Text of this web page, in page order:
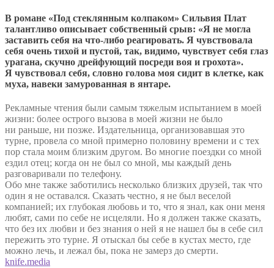
В романе «Под стеклянным колпаком» Сильвия Плат
талантливо описывает собственный срыв: «Я не могла
заставить себя на что-либо реагировать. Я чувствовала
себя очень тихой и пустой, так, видимо, чувствует себя глаз
урагана, скучно дрейфующий посреди воя и грохота».
Я чувствовал себя, словно голова моя сидит в клетке, как
муха, навеки замурованная в янтаре.
Рекламные чтения были самым тяжелым испытанием в моей
жизни: более острого вызова в моей жизни не было
ни раньше, ни позже. Издательница, организовавшая это
турне, провела со мной примерно половину времени и с тех
пор стала моим близким другом. Во многие поездки со мной
ездил отец; когда он не был со мной, мы каждый день
разговаривали по телефону.
Обо мне также заботились несколько близких друзей, так что
один я не оставался. Сказать честно, я не был веселой
компанией; их глубокая любовь и то, что я знал, как они меня
любят, сами по себе не исцеляли. Но я должен также сказать,
что без их любви и без знания о ней я не нашел бы в себе сил
пережить это турне. Я отыскал бы себе в кустах место, где
можно лечь, и лежал бы, пока не замерз до смерти.
knife.media